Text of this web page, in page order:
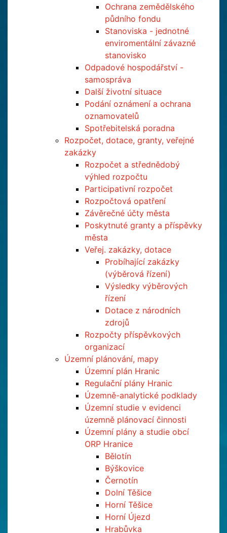
Ochrana zemědělského
půdního fondu
Stanoviska - jednotné
enviromentální závazné
stanovisko
Odpadové hospodářství -
samospráva
Další životní situace
Podání oznámení a ochrana
oznamovatelů
Spotřebitelská poradna
Rozpočet, dotace, granty, veřejné
zakázky
Rozpočet a střednědobý
výhled rozpočtu
Participativní rozpočet
Rozpočtová opatření
Závěrečné účty města
Poskytnuté granty a příspěvky
města
Veřej. zakázky, dotace
Probíhající zakázky
(výběrová řízení)
Výsledky výběrových
řízení
Dotace z národních
zdrojů
Rozpočty příspěvkových
organizací
Územní plánování, mapy
Územní plán Hranic
Regulační plány Hranic
Územně-analytické podklady
Územní studie v evidenci
územně plánovací činnosti
Územní plány a studie obcí
ORP Hranice
Bělotín
Býškovice
Černotín
Dolní Těšice
Horní Těšice
Horní Újezd
Hrabůvka